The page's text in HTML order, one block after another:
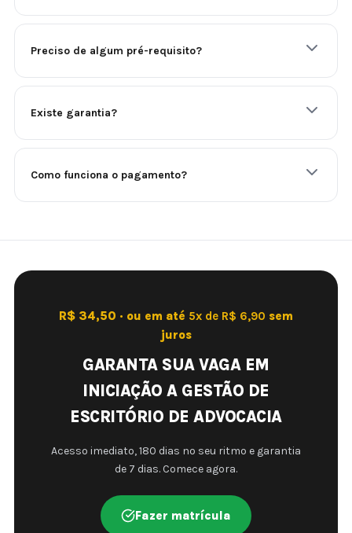
Preciso de algum pré-requisito?
Existe garantia?
Como funciona o pagamento?
R$ 34,50 · ou em até 5x de R$ 6,90 sem
juros
GARANTA SUA VAGA EM
INICIAÇÃO A GESTÃO DE
ESCRITÓRIO DE ADVOCACIA
Acesso imediato, 180 dias no seu ritmo e garantia
de 7 dias. Comece agora.
Fazer matrícula